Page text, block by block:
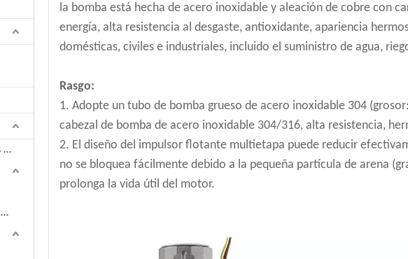
Bomba sumergible para aguas residuales
Sistema de suministro de agua de frecuencia variable
la bomba está hecha de acero inoxidable y aleación de cobre con
energía, alta resistencia al desgaste, antioxidante, apariencia
domésticas, civiles e industriales, incluido el suministro de agua,
Rasgo:
1. Adopte un tubo de bomba grueso de acero inoxidable 304
cabezal de bomba de acero inoxidable 304/316, alta resistencia,
2. El diseño del impulsor flotante multietapa puede reducir
no se bloquea fácilmente debido a la pequeña partícula de arena
prolonga la vida útil del motor.